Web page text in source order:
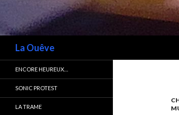
La Ouêve
ENCORE HEUREUX…
SONIC PROTEST
LA TRAME